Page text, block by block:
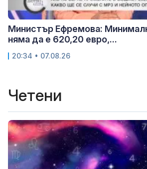
Министър Ефремова:
няма да е 620,20 евро,...
20:34 • 07.08.26
Четени